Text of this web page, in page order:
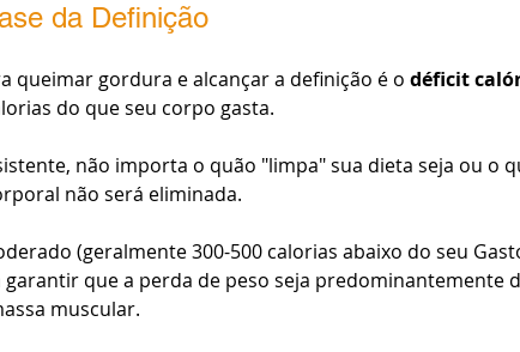
da Definição
queimar gordura e alcançar a definição é o déficit
do que seu corpo gasta.
não importa o quão "limpa" sua dieta seja ou o
não será eliminada.
(geralmente 300-500 calorias abaixo do seu
que a perda de peso seja predominantemente
muscular.